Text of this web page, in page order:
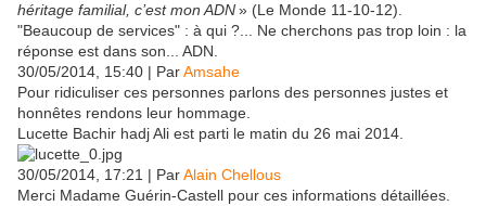
héritage familial, c’est mon ADN» (Le Monde 11-10-12).
"Beaucoup de services" : à qui ?... Ne cherchons pas trop loin : la
réponse est dans son... ADN.
30/05/2014, 15:40 | ParAmsahe
Pour ridiculiser ces personnes parlons des personnes justes et
honnêtes rendons leur hommage.
Lucette Bachir hadj Ali est parti le matin du 26 mai 2014.
30/05/2014, 17:21 | ParAlain Chellous
Merci Madame Guérin-Castell pour ces informations détaillées.